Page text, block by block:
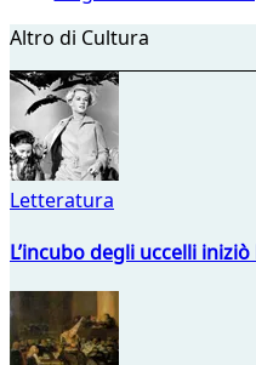
Altro di Cultura
Letteratura
L’incubo degli uccelli